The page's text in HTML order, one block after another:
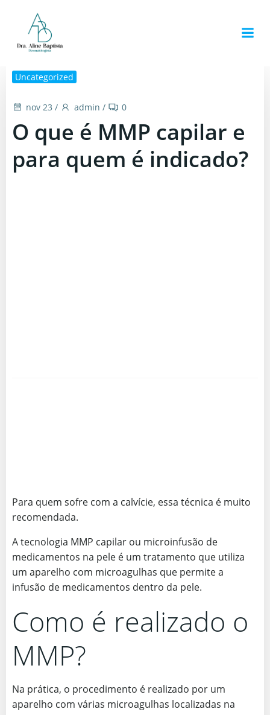
Uncategorized
nov 23 / admin / 0
O que é MMP capilar e
para quem é indicado?
Para quem sofre com a calvície, essa técnica é muito
recomendada.
A tecnologia MMP capilar ou microinfusão de
medicamentos na pele é um tratamento que utiliza
um aparelho com microagulhas que permite a
infusão de medicamentos dentro da pele.
Como é realizado o
MMP?
Na prática, o procedimento é realizado por um
aparelho com várias microagulhas localizadas na